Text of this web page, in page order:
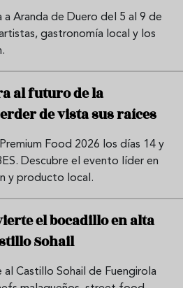
a Aranda de Duero del 5 al 9 de
gastronomía local y los
al futuro de la
de vista sus raíces
Food 2026 los días 14 y
Descubre el evento líder en
y producto local.
el bocadillo en alta
Sohail
Castillo Sohail de Fuengirola